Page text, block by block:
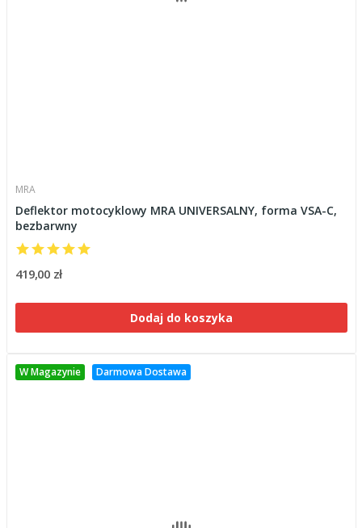
MRA
Deflektor motocyklowy MRA UNIVERSALNY, forma VSA-C,
bezbarwny
419,00 zł
Dodaj do koszyka
W Magazynie Darmowa Dostawa